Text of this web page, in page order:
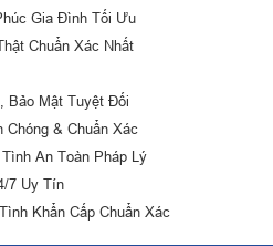
Gia Đình Tối Ưu
Chuẩn Xác Nhất
Bảo Mật Tuyệt Đối
Chóng & Chuẩn Xác
An Toàn Pháp Lý
7 Uy Tín
Khẩn Cấp Chuẩn Xác